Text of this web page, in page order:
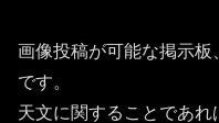
画像投稿が可能な掲示
です。
天文に関することであ